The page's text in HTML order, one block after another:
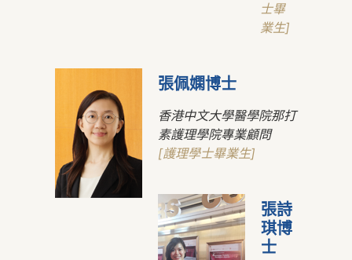
士畢
業生]
張佩嫻博士
香港中文大學醫學院那打
素護理學院專業顧問
[護理學士畢業生]
張詩
琪博
士